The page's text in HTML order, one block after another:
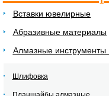
Вставки ювелирные
Абразивные материалы
Алмазные
Шлифовка